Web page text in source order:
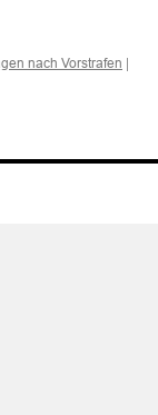
nach Vorstrafen |